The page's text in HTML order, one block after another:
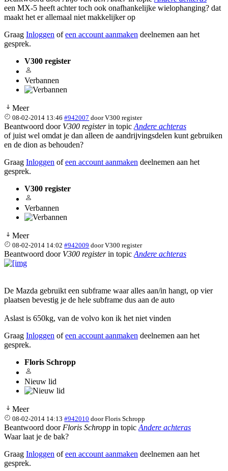
een MX-5 heeft achter toch ook onafhankelijke wielophanging? dat
maakt het er allemaal niet makkelijker op
Graag Inloggen ofeen account aanmaken deelnemen aan het
gesprek.
V300 register
Verbannen
Meer
08-02-2014 13:46 #942007 doorV300 register
Beantwoord door V300 registerin topic Andere achteras
of juist wel omdat je dan alleen de aandrijvingsdelen kunt gebruiken
en de dion as behouden?
Graag Inloggen ofeen account aanmaken deelnemen aan het
gesprek.
V300 register
Verbannen
Meer
08-02-2014 14:02 #942009 doorV300 register
Beantwoord door V300 registerin topic Andere achteras
De Mazda gebruikt een subframe waar alles aan/in hangt, op vier
plaatsen bevestig je de hele subframe dus aan de auto
Aslast is 650kg, van de volvo kon ik het niet vinden
Graag Inloggen ofeen account aanmaken deelnemen aan het
gesprek.
Floris Schropp
Nieuw lid
Meer
08-02-2014 14:13 #942010 doorFloris Schropp
Beantwoord door Floris Schropp in topic Andere achteras
Waar laat je de bak?
Graag Inloggen ofeen account aanmaken deelnemen aan het
gesprek.